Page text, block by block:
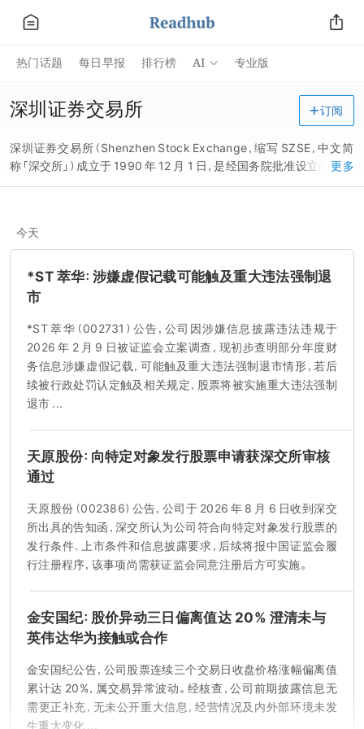
热门话题 每日早报 排行榜 AI 专业版
深圳证券交易所
深圳证券交易所（Shenzhen Stock Exchange，缩写 SZSE，中文简
称「深交所」）成立于 1990 年 12 月 1 日，是经国务院批准设立的全国
性 证券交易场所 ，是为 证券集中交易 提供场所和设施，组织和监督
年 8 月 31 日，深交所共有上市公司 2492 家， 总市值 约 37 万亿元；
挂牌债券（含 资产支持证券 ）9067 只，挂牌面值 2.8 万亿元；挂牌基
金 502 只， 资产规模 2844 亿元； 沪深 300 ETF 期权累计成交 1.3
亿张，成交面值 6.3 万亿元。2020 年，深市股票 成交金额 122.8 万亿
券交易所 联合会（ WFE ）2020 年 12 月 31 日统计，深市成交金额、融
资金额、 股票市价总值 分别位列世界第三、第四和第七位。 2022 年
10 月 24 日起，经中国证监会批准，深交所进一步扩大 融资融券 标的
股票范围。
更多
订阅
今天
*ST 萃华：涉嫌虚假记载可能触及重大违法强制退
市
*ST 萃华（002731）公告，公司因涉嫌信息披露违法违规于
2026 年 2 月 9 日被证监会立案调查，现初步查明部分年度财
务信息涉嫌虚假记载，可能触及重大违法强制退市情形，若后
续被行政处罚认定触及相关规定，股票将被实施重大违法强制
退市 ...
天原股份：向特定对象发行股票申请获深交所审核
通过
天原股份（002386）公告，公司于 2026 年 8 月 6 日收到深交
所出具的告知函，深交所认为公司符合向特定对象发行股票的
发行条件、上市条件和信息披露要求，后续将报中国证监会履
行注册程序，该事项尚需获证监会同意注册后方可实施。
金安国纪：股价异动三日偏离值达 20% 澄清未与
英伟达华为接触或合作
金安国纪公告，公司股票连续三个交易日收盘价格涨幅偏离值
累计达 20%，属交易异常波动。经核查，公司前期披露信息无
需更正补充，无未公开重大信息，经营情况及内外部环境未发
生重大变化 ...